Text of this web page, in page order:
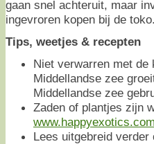
gaan snel achteruit, maar
ingevroren kopen bij de toko.
Tips, weetjes & recepten
Niet verwarren met de
Middellandse zee
Middellandse zee
Zaden of plantjes zijn
www.happyexotics.com
Lees uitgebreid verder